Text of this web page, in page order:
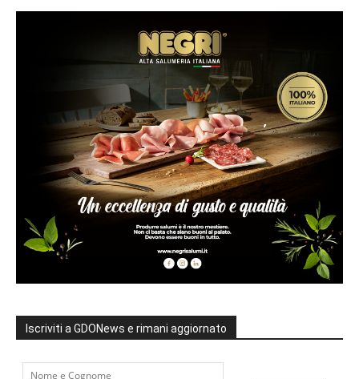
Iscriviti a GDONews e rimani aggiornato